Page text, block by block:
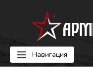
Навигация